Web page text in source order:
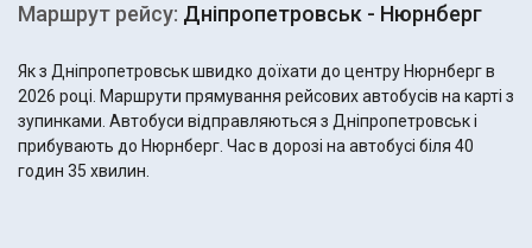
Маршрут рейсу: Дніпропетровськ - Нюрнберг
Як з Дніпропетровськ швидко доїхати до центру Нюрнберг в
2026 році. Маршрути прямування рейсових автобусів на карті з
зупинками. Автобуси відправляються з Дніпропетровськ і
прибувають до Нюрнберг. Час в дорозі на автобусі біля 40
годин 35 хвилин.